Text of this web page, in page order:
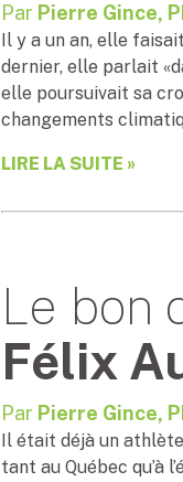
Par Pierre Gince,
Il y a un an, elle
dernier, elle parlait
elle poursuivait sa
changements
LIRE LA SUITE »
Le bon
Félix
Par Pierre Gince,
Il était déjà un
tant au Québec qu’à